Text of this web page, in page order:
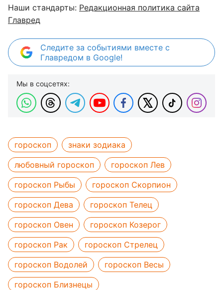
Наши стандарты: Редакционная политика сайта
Главред
Следите за событиями вместе с
Главредом в Google!
Мы в соцсетях:
гороскоп
знаки зодиака
любовный гороскоп
гороскоп Лев
гороскоп Рыбы
гороскоп Скорпион
гороскоп Дева
гороскоп Телец
гороскоп Овен
гороскоп Козерог
гороскоп Рак
гороскоп Стрелец
гороскоп Водолей
гороскоп Весы
гороскоп Близнецы